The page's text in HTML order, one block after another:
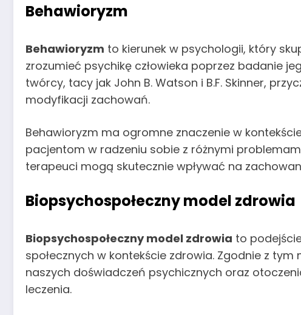
Behawioryzm
Behawioryzm to kierunek w psychologii, który
zrozumieć psychikę człowieka poprzez badanie
twórcy, tacy jak John B. Watson i B.F. Skinner,
modyfikacji zachowań.
Behawioryzm ma ogromne znaczenie w
pacjentom w radzeniu sobie z różnymi
terapeuci mogą skutecznie wpływać na
Biopsychospołeczny model zdrowia
Biopsychospołeczny model zdrowia to
społecznych w kontekście zdrowia. Zgodnie z
naszych doświadczeń psychicznych oraz
leczenia.